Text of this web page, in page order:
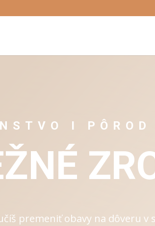
I
premeniť obavy na dôveru v